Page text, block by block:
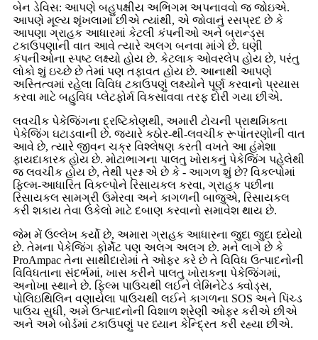
બેન ડેવિસ: આપણે બહુપક્ષીય અભિગમ અપનાવવો જ જોઇએ.
આપણે મૂલ્ય શૃંખલામાં છીએ ત્યાંથી, એ જોવાનું રસપ્રદ છે કે
આપણા ગ્રાહક આધારમાં કેટલી કંપનીઓ અને બ્રાન્ડ્સ
ટકાઉપણાની વાત આવે ત્યારે અલગ બનવા માંગે છે. ઘણી
કંપનીઓના સ્પષ્ટ લક્ષ્યો હોય છે. કેટલાક ઓવરલેપ હોય છે, પરંતુ
લોકો શું ઇચ્છે છે તેમાં પણ તફાવત હોય છે. આનાથી આપણે
અસ્તિત્વમાં રહેલા વિવિધ ટકાઉપણું લક્ષ્યોને પૂર્ણ કરવાનો પ્રયાસ
કરવા માટે બહુવિધ પ્લેટફોર્મ વિકસાવવા તરફ દોરી ગયા છીએ.
લવચીક પેકેજિંગના દ્રષ્ટિકોણથી, અમારી ટોચની પ્રાથમિકતા
પેકેજિંગ ઘટાડવાની છે. જ્યારે કઠોર-થી-લવચીક રૂપાંતરણોની વાત
આવે છે, ત્યારે જીવન ચક્ર વિશ્લેષણ કરતી વખતે આ હંમેશા
ફાયદાકારક હોય છે. મોટાભાગના પાલતુ ખોરાકનું પેકેજિંગ પહેલેથી
જ લવચીક હોય છે, તેથી પ્રશ્ન એ છે કે - આગળ શું છે? વિકલ્પોમાં
ફિલ્મ-આધારિત વિકલ્પોને રિસાયકલ કરવા, ગ્રાહક પછીના
રિસાયકલ સામગ્રી ઉમેરવા અને કાગળની બાજુએ, રિસાયકલ
કરી શકાય તેવા ઉકેલો માટે દબાણ કરવાનો સમાવેશ થાય છે.
જેમ મેં ઉલ્લેખ કર્યો છે, અમારા ગ્રાહક આધારના જુદા જુદા ધ્યેયો
છે. તેમના પેકેજિંગ ફોર્મેટ પણ અલગ અલગ છે. મને લાગે છે કે
ProAmpac તેના સાથીદારોમાં તે ઓફર કરે છે તે વિવિધ ઉત્પાદનોની
વિવિધતાના સંદર્ભમાં, ખાસ કરીને પાલતુ ખોરાકના પેકેજિંગમાં,
અનોખા સ્થાને છે. ફિલ્મ પાઉચથી લઈને લેમિનેટેડ ક્વોડ્સ,
પોલિઇથિલિન વણાયેલા પાઉચથી લઈને કાગળના SOS અને પિંચ્ડ
પાઉચ સુધી, અમે ઉત્પાદનોની વિશાળ શ્રેણી ઓફર કરીએ છીએ
અને અમે બોર્ડમાં ટકાઉપણું પર ધ્યાન કેન્દ્રિત કરી રહ્યા છીએ.